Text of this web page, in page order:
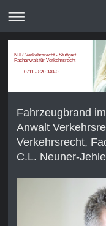
NJR Verkehrsrecht - Stuttgart
Fachanwalt für Verkehrsrecht
0711 - 820 340-0
Fahrzeugbrand
Anwalt
Verkehrsrecht,
C.L. Neuner-Jehle